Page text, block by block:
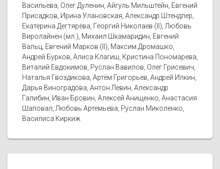
Васильева, Олег Дуленин, Айгуль Мильштейн, Евгений
Присадков, Ирина Улановская, Александр Штендлер,
Екатерина Дегтярёва, Георгий Николаев (II), Любовь
Виролайнен (мл.), Михаил Шкамаридин, Евгений
Вальц, Евгений Марков (II), Максим Дромашко,
Андрей Бурков, Алиса Клагиш, Кристина Пономарева,
Виталий Евдокимов, Руслан Вавилов, Олег Грисевич,
Наталья Гвоздикова, Артём Григорьев, Андрей Илкин,
Дарья Виноградова, Антон Левин, Александр
Галибин, Иван Бровин, Алексей Анищенко, Анастасия
Шаповал, Любовь Артемьева, Руслан Миколенко,
Василиса Киркиж